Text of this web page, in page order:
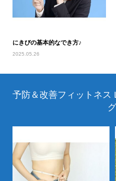
にきびの基本的なでき方♪
2025.05.26
予防＆改善フィットネス
グ